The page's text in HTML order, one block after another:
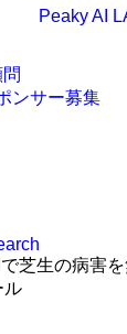
Peaky AI
ンサー募集
芝生の病害
ル